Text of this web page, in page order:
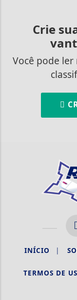
Crie
Você pode
INÍCIO |
TERMOS DE